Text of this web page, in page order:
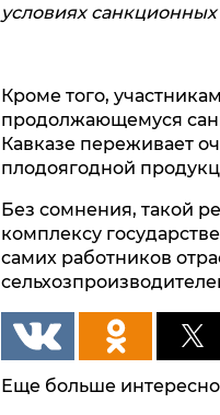
условиях
Кроме того,
продолжающемуся
Кавказе переживает
плодоягодной
Без сомнения, такой
комплексу
самих работников
Еще больше